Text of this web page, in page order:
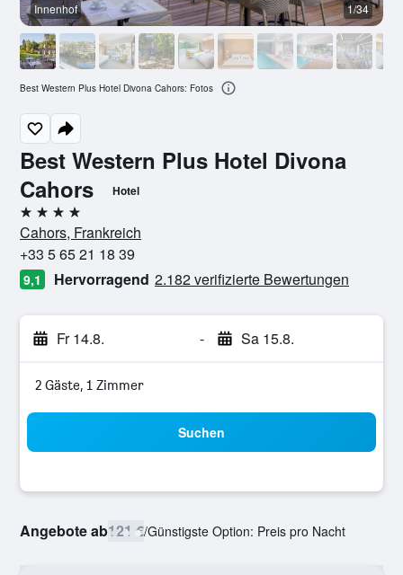
Best Western Plus Hotel Divona
Cahors
Hotel
4 Sterne
Cahors, Frankreich
+33 5 65 21 18 39
9,1 Hervorragend 2.182 verifizierte Bewertungen
Fr 14.8. - Sa 15.8.
2 Gäste, 1 Zimmer
Suchen
Angebote ab121 €/Günstigste Option: Preis pro Nacht
Innenhof 1/34
Best Western Plus Hotel Divona Cahors: Fotos